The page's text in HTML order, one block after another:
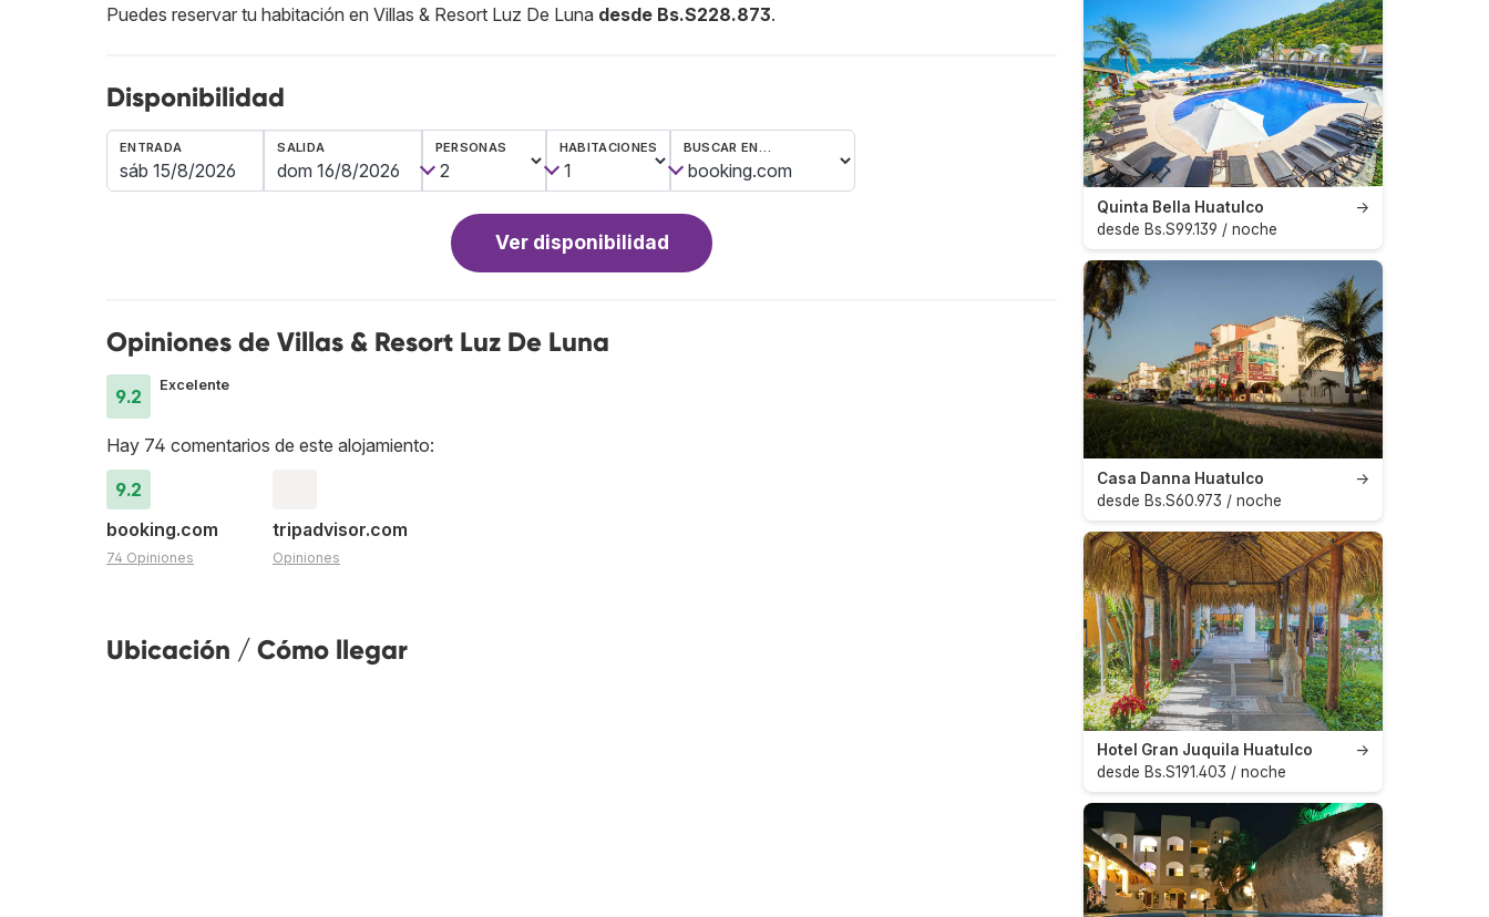
Puedes reservar tu habitación en Villas & Resort Luz De Luna desde Bs.S228.873.
Disponibilidad
ENTRADA SALIDA PERSONAS HABITACIONES BUSCAR EN…
Ver disponibilidad
Opiniones de Villas & Resort Luz De Luna
9.2
Excelente
Hay 74 comentarios de este alojamiento:
9.2
booking.com
74 Opiniones
tripadvisor.com
Opiniones
Ubicación / Cómo llegar
→
Quinta Bella Huatulco
desde Bs.S99.139 / noche
→
Casa Danna Huatulco
desde Bs.S60.973 / noche
→
Hotel Gran Juquila Huatulco
desde Bs.S191.403 / noche